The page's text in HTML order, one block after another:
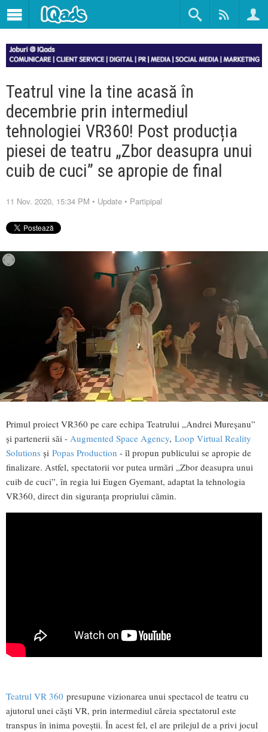
Teatrul vine la tine acasă în
decembrie prin intermediul
tehnologiei VR360! Post producția
piesei de teatru „Zbor deasupra unui
cuib de cuci” se apropie de final
11 Nov. 2020, 15:34 PM • Update • Partipipal
Primul proiect VR360 pe care echipa Teatrului „Andrei Mureșanu”
și partenerii săi - Augmented Space Agency, Loop Virtual Reality
Solutions și Popas Production - îl propun publicului se apropie de
finalizare. Astfel, spectatorii vor putea urmări „Zbor deasupra unui
cuib de cuci”, în regia lui Eugen Gyemant, adaptat la tehnologia
VR360, direct din siguranța propriului cămin.
Teatrul VR 360 presupune vizionarea unui spectacol de teatru cu
ajutorul unei căști VR, prin intermediul căreia spectatorul este
transpus în inima poveștii. În acest fel, el are prilejul de a privi jocul